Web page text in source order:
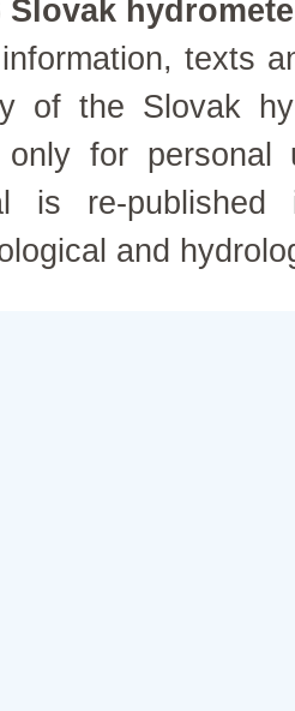
Slovak
texts
of the Slovak
only for personal
is re-
and